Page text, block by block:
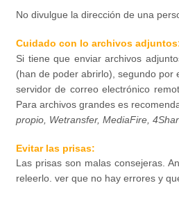
No divulgue la dirección de una
Cuidado con lo archivos
Si tiene que enviar archivos
(han de poder abrirlo), segundo
servidor de correo electrónico
Para archivos grandes es
propio, Wetransfer, MediaFire,
Evitar las prisas:
Las prisas son malas consejeras.
releerlo. ver que no hay errores y